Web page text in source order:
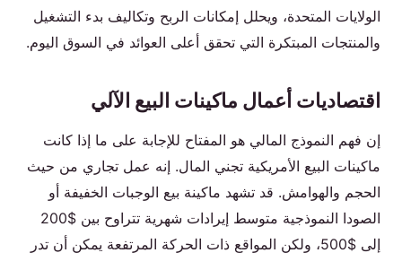
Arabic
English
Russian
الولايات المتحدة، ويحلل إمكانات الربح وتكاليف بدء التشغيل
والمنتجات المبتكرة التي تحقق أعلى العوائد في السوق اليوم.
اقتصاديات أعمال ماكينات البيع الآلي
إن فهم النموذج المالي هو المفتاح للإجابة على ما إذا كانت
ماكينات البيع الأمريكية تجني المال. إنه عمل تجاري من حيث
الحجم والهوامش. قد تشهد ماكينة بيع الوجبات الخفيفة أو
الصودا النموذجية متوسط إيرادات شهرية تتراوح بين $200
إلى $500، ولكن المواقع ذات الحركة المرتفعة يمكن أن تدر